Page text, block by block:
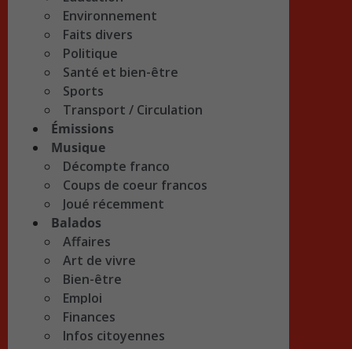
Environnement
Faits divers
Politique
Santé et bien-être
Sports
Transport / Circulation
Émissions
Musique
Décompte franco
Coups de coeur francos
Joué récemment
Balados
Affaires
Art de vivre
Bien-être
Emploi
Finances
Infos citoyennes